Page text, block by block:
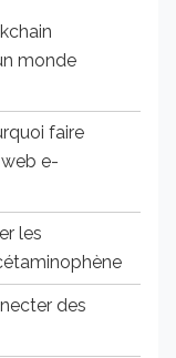
monde
faire
e-
les
des